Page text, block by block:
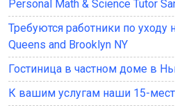
Personal Math & Science Tutor
Требуются работники по
Queens and Brooklyn NY
Гостиница в частном доме в
К вашим услугам наши 15-